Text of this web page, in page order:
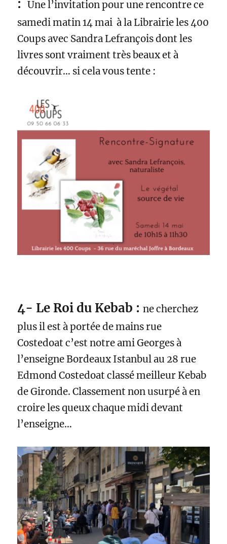
:Une l’invitation pour une rencontre ce
samedi matin 14 mai à la Librairie les 400
Coups avec Sandra Lefrançois dont les
livres sont vraiment très beaux et à
découvrir… si cela vous tente :
4- Le Roi du Kebab :ne cherchez
plus il est à portée de mains rue
Costedoat c’est notre ami Georges à
l’enseigne Bordeaux Istanbul au 28 rue
Edmond Costedoat classé meilleur Kebab
de Gironde. Classement non usurpé à en
croire les queux chaque midi devant
l’enseigne…